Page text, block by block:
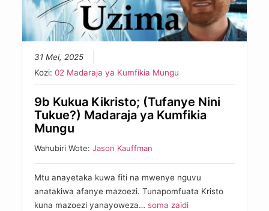
31 Mei, 2025
Kozi:02 Madaraja ya Kumfikia Mungu
9b Kukua Kikristo; (Tufanye Nini
Tukue?) Madaraja ya Kumfikia
Mungu
Wahubiri Wote:Jason Kauffman
Mtu anayetaka kuwa fiti na mwenye nguvu
anatakiwa afanye mazoezi. Tunapomfuata Kristo
kuna mazoezi yanayoweza…soma zaidi